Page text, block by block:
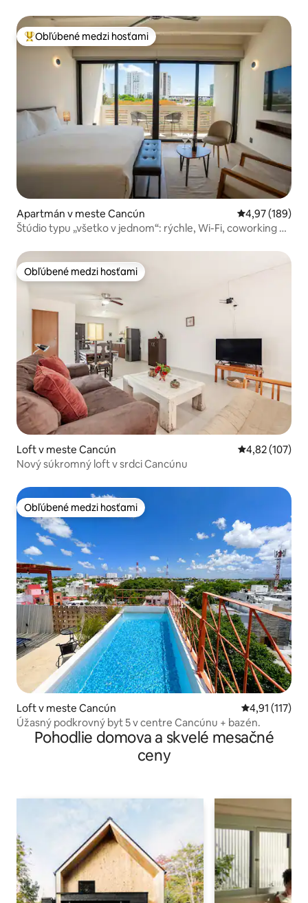
Najobľúbenejšie medzi hosťami
Obľúbené medzi hosťami
Apartmán v meste Cancún Priemerné
4,97 (189)
Štúdio typu „všetko v jednom“: rýchle, Wi-Fi, coworking a
Obľúbené medzi hosťami
Obľúbené medzi hosťami
Loft v meste Cancún Priemerné
4,82 (107)
Nový súkromný loft v srdci Cancúnu
Obľúbené medzi hosťami
Obľúbené medzi hosťami
Loft v meste Cancún Priemerné
4,91 (117)
Úžasný podkrovný byt 5 v centre Cancúnu + bazén.
Pohodlie domova a skvelé mesačné
ceny